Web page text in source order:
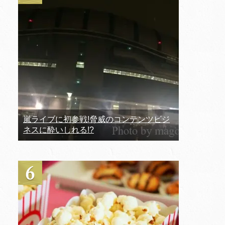
嵐ライブに初参戦!脅威のコンテンツビジ
ネスに酔いしれる!?